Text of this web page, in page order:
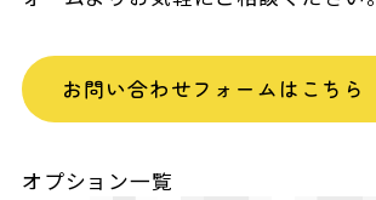
お問い合わせフォームはこちら
オプション一覧